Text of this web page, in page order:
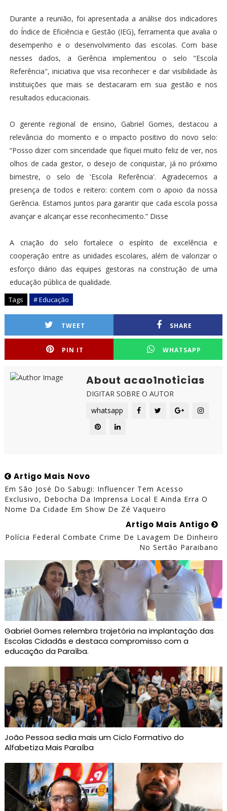
Durante a reunião, foi apresentada a análise dos indicadores
do Índice de Eficiência e Gestão (IEG), ferramenta que avalia o
desempenho e o desenvolvimento das escolas. Com base
nesses dados, a Gerência implementou o selo "Escola
Referência", iniciativa que visa reconhecer e dar visibilidade às
instituições que mais se destacaram em sua gestão e nos
resultados educacionais.
O gerente regional de ensino, Gabriel Gomes, destacou a
relevância do momento e o impacto positivo do novo selo:
“Posso dizer com sinceridade que fiquei muito feliz de ver, nos
olhos de cada gestor, o desejo de conquistar, já no próximo
bimestre, o selo de 'Escola Referência'. Agradecemos a
presença de todos e reitero: contem com o apoio da nossa
Gerência. Estamos juntos para garantir que cada escola possa
avançar e alcançar esse reconhecimento.” Disse
A criação do selo fortalece o espírito de excelência e
cooperação entre as unidades escolares, além de valorizar o
esforço diário das equipes gestoras na construção de uma
educação pública de qualidade.
Tags # Educação
TWEET SHARE
PIN IT WHATSAPP
About acao1noticias
DIGITAR SOBRE O AUTOR
whatsapp
Artigo Mais Novo
Em São José Do Sabugi: Influencer Tem Acesso
Exclusivo, Debocha Da Imprensa Local E Ainda Erra O
Nome Da Cidade Em Show De Zé Vaqueiro
Artigo Mais Antigo
Polícia Federal Combate Crime De Lavagem De Dinheiro
No Sertão Paraibano
Gabriel Gomes relembra trajetória na implantação das
Escolas Cidadãs e destaca compromisso com a
educação da Paraíba.
João Pessoa sedia mais um Ciclo Formativo do
Alfabetiza Mais Paraíba